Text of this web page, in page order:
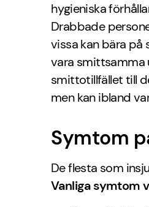
hygieniska
Drabbade
vissa kan bära på
vara smittsamma
smittotillfället till
men kan ibland
Symtom
De flesta som
Vanliga symtom